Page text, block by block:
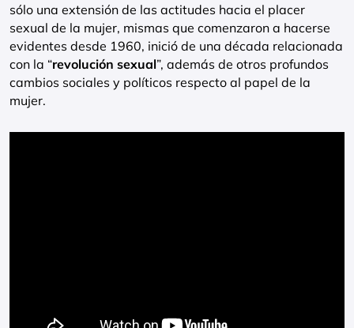
sólo una extensión de las actitudes hacia el placer
sexual de la mujer, mismas que comenzaron a hacerse
evidentes desde 1960, inició de una década relacionada
con la “revolución sexual”, además de otros profundos
cambios sociales y políticos respecto al papel de la
mujer.